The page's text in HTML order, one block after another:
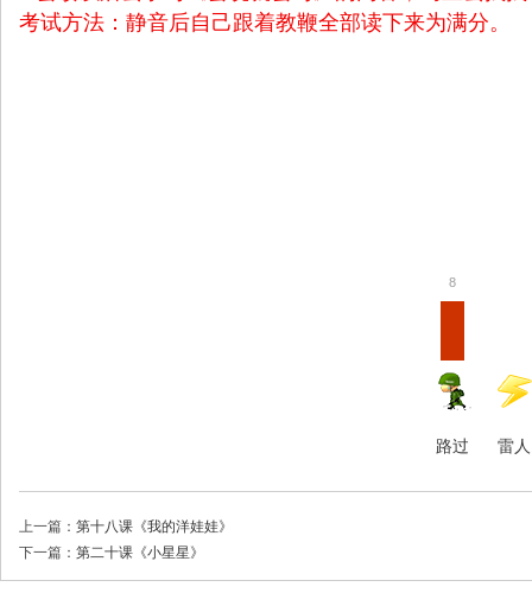
考试方法：静音后自己跟着教鞭全部读下来为满分。
8
路过 雷人
上一篇： 第十八课《我的洋娃娃》
下一篇： 第二十课《小星星》